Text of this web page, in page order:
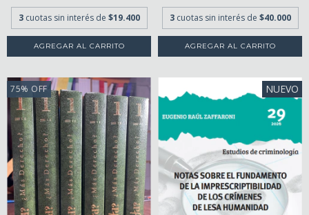
3 cuotas sin interés de $19.400 3 cuotas sin interés de $40.000
75% OFF NUEVO